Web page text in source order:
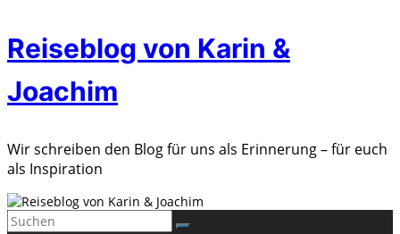
Zum
Inhalt
springen
Reiseblog von Karin &
Joachim
Wir schreiben den Blog für uns als Erinnerung – für euch
als Inspiration